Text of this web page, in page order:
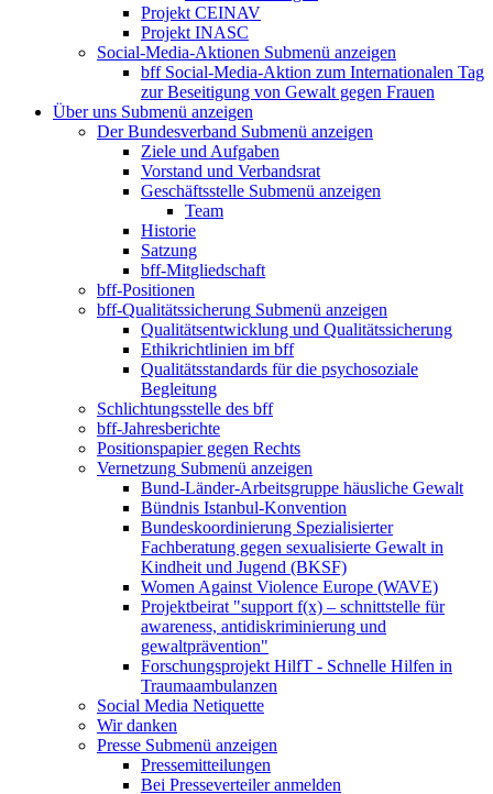
Projekt CEINAV
Projekt INASC
Social-Media-Aktionen Submenü anzeigen
bff Social-Media-Aktion zum Internationalen Tag
zur Beseitigung von Gewalt gegen Frauen
Über uns Submenü anzeigen
Der Bundesverband Submenü anzeigen
Ziele und Aufgaben
Vorstand und Verbandsrat
Geschäftsstelle Submenü anzeigen
Team
Historie
Satzung
bff-Mitgliedschaft
bff-Positionen
bff-Qualitätssicherung Submenü anzeigen
Qualitätsentwicklung und Qualitätssicherung
Ethikrichtlinien im bff
Qualitätsstandards für die psychosoziale
Begleitung
Schlichtungsstelle des bff
bff-Jahresberichte
Positionspapier gegen Rechts
Vernetzung Submenü anzeigen
Bund-Länder-Arbeitsgruppe häusliche Gewalt
Bündnis Istanbul-Konvention
Bundeskoordinierung Spezialisierter
Fachberatung gegen sexualisierte Gewalt in
Kindheit und Jugend (BKSF)
Women Against Violence Europe (WAVE)
Projektbeirat "support f(x) – schnittstelle für
awareness, antidiskriminierung und
gewaltprävention"
Forschungsprojekt HilfT - Schnelle Hilfen in
Traumaambulanzen
Social Media Netiquette
Wir danken
Presse Submenü anzeigen
Pressemitteilungen
Bei Presseverteiler anmelden